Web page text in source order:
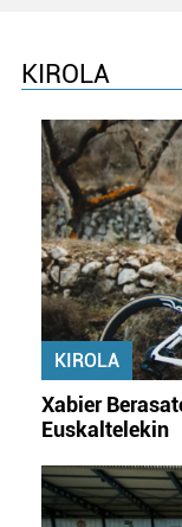
KIROLA
KIROLA
Xabier
Euskaltelekin